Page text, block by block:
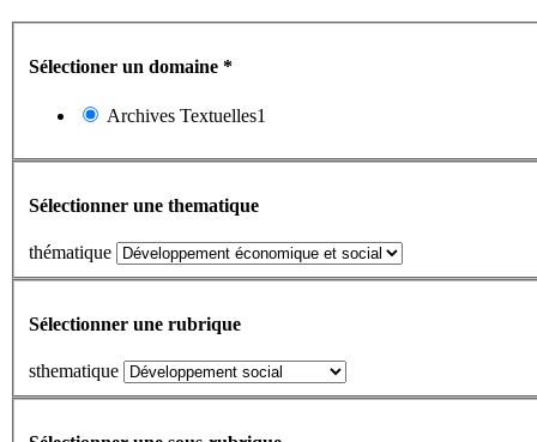
Sélectioner un domaine *
Archives Textuelles1
Sélectionner une thematique
thématique
Sélectionner une rubrique
sthematique